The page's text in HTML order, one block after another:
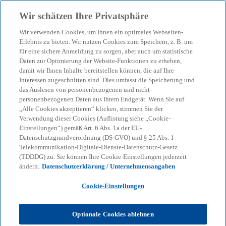
menu search
Dr. Tatiana Gruenbaum
Wir schätzen Ihre Privatsphäre
Wir verwenden Cookies, um Ihnen ein optimales Webseiten-
Erlebnis zu bieten. Wir nutzen Cookies zum Speichern, z. B. um
für eine sichere Anmeldung zu sorgen, aber auch um statistische
Daten zur Optimierung der Website-Funktionen zu erheben,
damit wir Ihnen Inhalte bereitstellen können, die auf Ihre
Interessen zugeschnitten sind. Dies umfasst die Speicherung und
das Auslesen von personenbezogenen und nicht-
personenbezogenen Daten aus Ihrem Endgerät. Wenn Sie auf
„Alle Cookies akzeptieren“ klicken, stimmen Sie der
Verwendung dieser Cookies (Auflistung siehe „Cookie-
Einstellungen“) gemäß Art. 6 Abs. 1a der EU-
Datenschutzgrundverordnung (DS-GVO) und § 25 Abs. 1
Telekommunikation-Digitale-Dienste-Datenschutz-Gesetz
(TDDDG) zu. Sie können Ihre Cookie-Einstellungen jederzeit
ändern. Datenschutzerklärung / Unternehmensangaben
Cookie-Einstellungen
Optionale Cookies ablehnen